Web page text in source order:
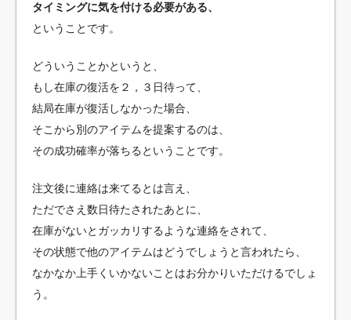
タイミングに気を付ける必要がある、
ということです。
どういうことかというと、
もし在庫の復活を２，３日待って、
結局在庫が復活しなかった場合、
そこから別のアイテムを提案するのは、
その成功確率が落ちるということです。
注文後に連絡は来てるとは言え、
ただでさえ数日待たされたあとに、
在庫がないとガッカリするような連絡をされて、
その状態で他のアイテムはどうでしょうと言われたら、
なかなか上手くいかないことはお分かりいただけるでしょ
う。